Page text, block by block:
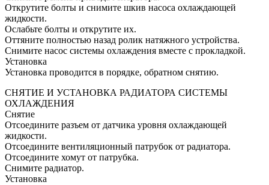
Открутите болты и снимите шкив насоса охлаждающей
жидкости.
Ослабьте болты и открутите их.
Оттяните полностью назад ролик натяжного устройства.
Снимите насос системы охлаждения вместе с прокладкой.
Установка
Установка проводится в порядке, обратном снятию.
СНЯТИЕ И УСТАНОВКА РАДИАТОРА СИСТЕМЫ
ОХЛАЖДЕНИЯ
Снятие
Отсоедините разъем от датчика уровня охлаждающей
жидкости.
Отсоедините вентиляционный патрубок от радиатора.
Отсоедините хомут от патрубка.
Снимите радиатор.
Установка